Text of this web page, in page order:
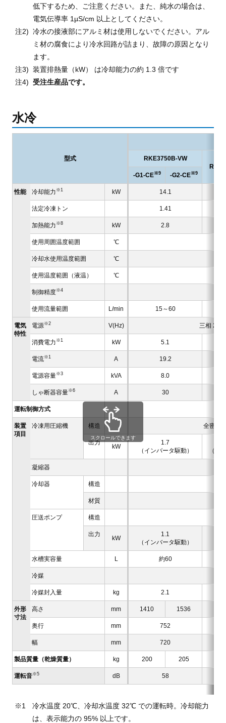
低下するため、ご注意ください。また、純水の場合は、
電気伝導率 1µS/cm 以上としてください。
冷水の接液部にアルミ材は使用しないでください。アル
ミ材の腐食により冷水回路が詰まり、故障の原因となり
ます。
装置排熱量（kW） は冷却能力の約 1.3 倍です
受注生産品です。
水冷
型式
RKE3750B-VW
-G1-CE※9 -G2-CE※9
性能 冷却能力 ※1 kW 14.1
法定冷凍トン 1.41
加熱能力 ※8 kW 2.8
使用周囲温度範囲 ℃
冷却水使用温度範囲 ℃
使用温度範囲（液温） ℃
制御精度※4
使用流量範囲 L/min 15～60
電気
特性
電源※2 V(Hz) 三相 200
消費電力 ※1 kW 5.1
電流※1 A 19.2
電源容量※3 kVA 8.0
しゃ断器容量※6 A 30
運転制御方式
装置
項目
冷凍用圧縮機 構造 全密閉
出力
kW
1.7
（インバータ駆動）
（イ
凝縮器
冷却器 構造
材質
圧送ポンプ 構造
出力
kW
1.1
（インバータ駆動）
水槽実容量 L 約60
冷媒
冷媒封入量 kg 2.1
外形
寸法
高さ mm 1410 1536
奥行 mm 752
幅 mm 720
製品質量（乾燥質量） kg 200 205
運転音※5 dB 58
スクロールできます
冷水温度 20℃、冷却水温度 32℃ での運転時。冷却能力
は、表示能力の 95% 以上です。